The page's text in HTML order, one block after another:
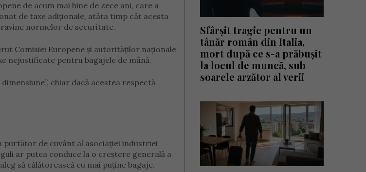
de acum mai bine de zece ani, care a
de taxe adiționale, atâta timp cât acesta
normelor de securitate.
Comisiei Europene și autorităților naționale
nejustificate pentru bagajele de mână.
chiar dacă acestea respectă
purtător de cuvânt al asociației industriei
ar putea conduce la o creștere generală a
să călătorească cu mai puține bagaje.
Sfârșit tragic pentru un
tânăr român din Italia,
mort după ce s-a prăbușit
la locul de muncă, sub
soarele arzător al verii